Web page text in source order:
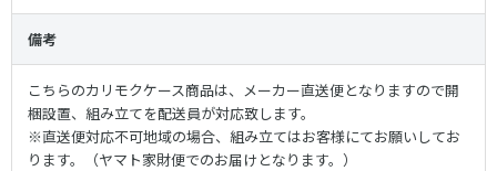
備考
こちらのカリモクケース商品は、メーカー直送便となりますので開
梱設置、組み立てを配送員が対応致します。
※直送便対応不可地域の場合、組み立てはお客様にてお願いしてお
ります。（ヤマト家財便でのお届けとなります。）